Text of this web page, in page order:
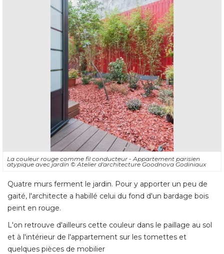
La couleur rouge comme fil conducteur - Appartement parisien
atypique avec jardin © Atelier d'architecture Goodnova Godiniaux
Quatre murs ferment le jardin. Pour y apporter un peu de
gaité, l'architecte a habillé celui du fond d'un bardage bois
peint en rouge.
L'on retrouve d'ailleurs cette couleur dans le paillage au sol
et à l'intérieur de l'appartement sur les tomettes et
quelques pièces de mobilier